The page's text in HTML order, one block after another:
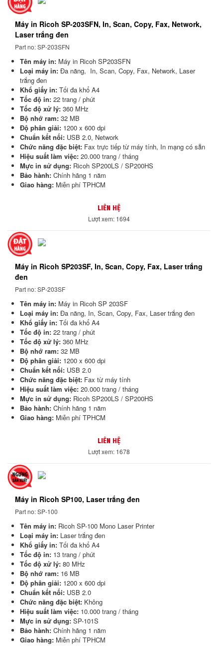
Máy in Ricoh SP-203SFN, In, Scan, Copy, Fax, Network,
Laser trắng đen
Part no: SP-203SFN
Tên máy in: Máy in Ricoh SP203SFN
Loại máy in: Đa năng, In, Scan, Copy, Fax, Network, Laser
trắng đen
Khổ giấy in: Tối đa khổ A4
Tốc độ in: 22 trang / phút
Tốc độ xử lý: 360 MHz
Bộ nhớ ram: 32 MB
Độ phân giải: 1200 x 600 dpi
Chuẩn kết nối: USB 2.0, Network
Chức năng đặc biệt: Fax trực tiếp từ máy tính, In mạng có sẵn
Hiệu suất làm việc: 20.000 trang / tháng
Mực in sử dụng: Ricoh SP200LS / SP200HS
Bảo hành: Chính hãng 1 năm
Giao hàng: Miễn phí TPHCM
LIÊN HỆ
Lượt xem: 1694
Máy in Ricoh SP203SF, In, Scan, Copy, Fax, Laser trắng
đen
Part no: SP-203SF
Tên máy in: Máy in Ricoh SP 203SF
Loại máy in: Đa năng, In, Scan, Copy, Fax, Laser trắng đen
Khổ giấy in: Tối đa khổ A4
Tốc độ in: 22 trang / phút
Tốc độ xử lý: 360 MHz
Bộ nhớ ram: 32 MB
Độ phân giải: 1200 x 600 dpi
Chuẩn kết nối: USB 2.0
Chức năng đặc biệt: Fax từ máy tính
Hiệu suất làm việc: 20.000 trang / tháng
Mực in sử dụng: Ricoh SP200LS / SP200HS
Bảo hành: Chính hãng 1 năm
Giao hàng: Miễn phí TPHCM
LIÊN HỆ
Lượt xem: 1678
Máy in Ricoh SP100, Laser trắng đen
Part no: SP-100
Tên máy in: Ricoh SP-100 Mono Laser Printer
Loại máy in: Laser trắng đen
Khổ giấy in: Tối đa khổ A4
Tốc độ in: 13 trang / phút
Tốc độ xử lý: 80 MHz
Bộ nhớ ram: 16 MB
Độ phân giải: 1200 x 600 dpi
Chuẩn kết nối: USB 2.0
Chức năng đặc biệt: Không
Hiệu suất làm việc: 10.000 trang / tháng
Mực in sử dụng: SP-101S
Bảo hành: Chính hãng 1 năm
Giao hàng: Miễn phí TPHCM